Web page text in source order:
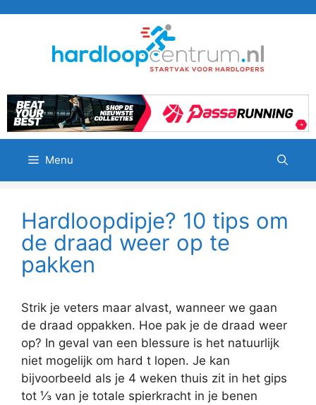
Menu
Hardloopdipje? 10 tips om
de draad weer op te
pakken
Strik je veters maar alvast, wanneer we gaan
de draad oppakken. Hoe pak je de draad weer
op? In geval van een blessure is het natuurlijk
niet mogelijk om hard t lopen. Je kan
bijvoorbeeld als je 4 weken thuis zit in het gips
tot ⅓ van je totale spierkracht in je benen